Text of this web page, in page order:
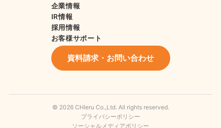
企業情報
IR情報
採用情報
お客様サポート
資料請求・お問い合わせ
© 2026 CHIeru Co.,Ltd. All rights reserved.
プライバシーポリシー
ソーシャルメディアポリシー